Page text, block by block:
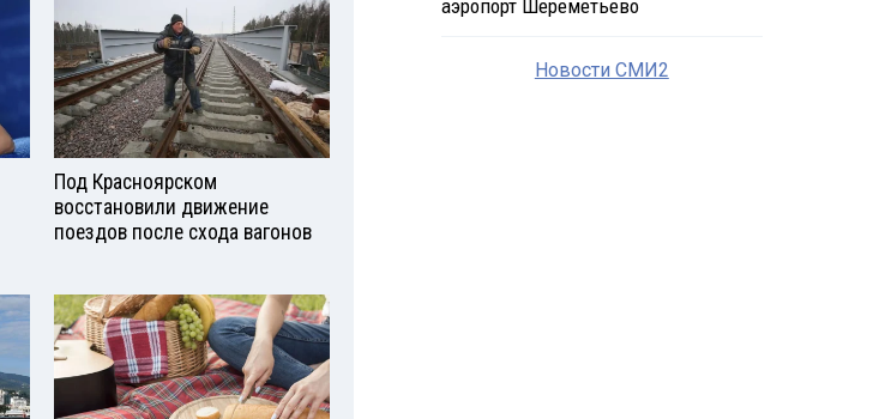
Под Красноярском
восстановили движение
поездов после схода вагонов
аэропорт Шереметьево
Новости СМИ2